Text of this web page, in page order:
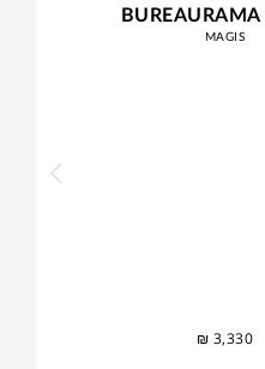
MAGIS
₪ 3,330